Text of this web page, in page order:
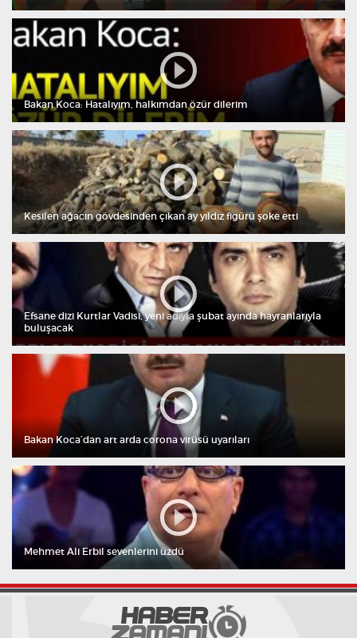
Bakan Koca: Hatalıyım, halkımdan özür dilerim
Kesilen ağacın gövdesinden çıkan ay yıldız figürü şoke etti
Efsane dizi Kurtlar Vadisi, yeni adıyla şubat ayında hayranlarıyla
buluşacak
Bakan Koca’dan art arda corona virüsü uyarıları
Mehmet Ali Erbil sevenlerini üzdü